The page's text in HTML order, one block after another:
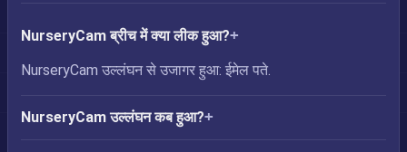
NurseryCam ब्रीच में क्या लीक हुआ?
NurseryCam उल्लंघन से उजागर हुआ: ईमेल पते.
NurseryCam उल्लंघन कब हुआ?